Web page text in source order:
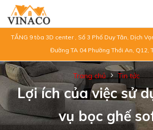
TẦNG 9 tòa 3D center , Số 3 Phố Duy Tân, Dịch
Đường TA 04 Phường Thới An, Q12,
Trang chủ Tin tức
Lợi ích của việc sử
vụ bọc ghế